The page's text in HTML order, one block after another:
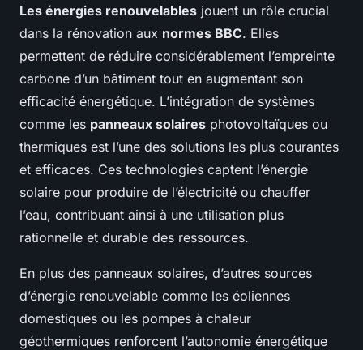
Les énergies renouvelables jouent un rôle crucial
dans la rénovation aux normes BBC. Elles
permettent de réduire considérablement l’empreinte
carbone d’un bâtiment tout en augmentant son
efficacité énergétique. L’intégration de systèmes
comme les panneaux solaires photovoltaïques ou
thermiques est l’une des solutions les plus courantes
et efficaces. Ces technologies captent l’énergie
solaire pour produire de l’électricité ou chauffer
l’eau, contribuant ainsi à une utilisation plus
rationnelle et durable des ressources.
En plus des panneaux solaires, d’autres sources
d’énergie renouvelable comme les éoliennes
domestiques ou les pompes à chaleur
géothermiques renforcent l’autonomie énergétique